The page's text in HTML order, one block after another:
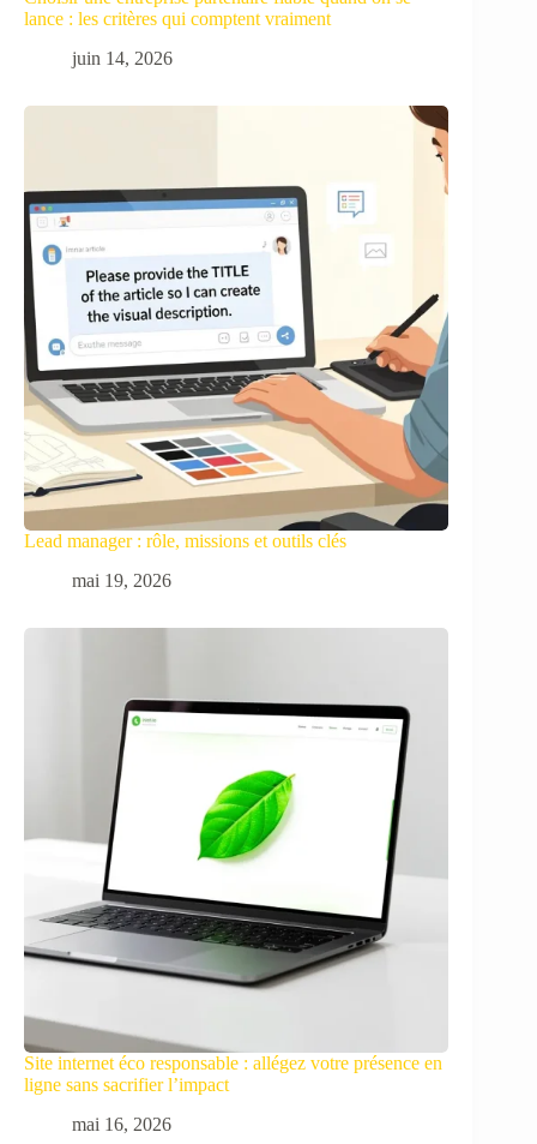
lance : les critères qui comptent vraiment
juin 14, 2026
Lead manager : rôle, missions et outils clés
mai 19, 2026
Site internet éco responsable : allégez votre présence en
ligne sans sacrifier l’impact
mai 16, 2026